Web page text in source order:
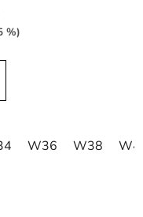
%)
W36 W38